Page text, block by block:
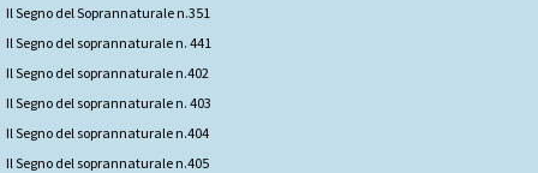
Il Segno del Soprannaturale n.351
Il Segno del soprannaturale n. 441
Il Segno del soprannaturale n.402
Il Segno del soprannaturale n. 403
Il Segno del soprannaturale n.404
Il Segno del soprannaturale n.405